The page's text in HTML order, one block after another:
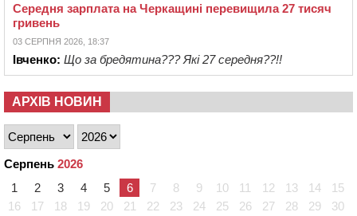
Середня зарплата на Черкащині перевищила 27 тисяч
гривень
03 СЕРПНЯ 2026, 18:37
Івченко: Що за бредятина??? Які 27 середня??!!
АРХІВ НОВИН
Серпень 2026
1
2 3 4 5 6 7 8 9 10 11 12 13 14
15
16
17 18 19 20 21 22 23 24 25 26 27 28 29
30